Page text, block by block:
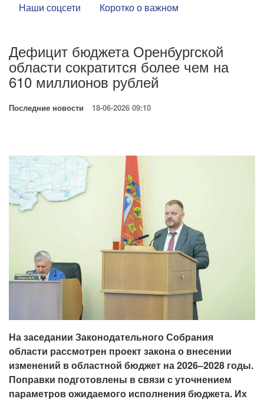
Наши соцсети
Коротко о важном
Дефицит бюджета Оренбургской
области сократится более чем на
610 миллионов рублей
Последние новости 18-06-2026 09:10
На заседании Законодательного Собрания
области рассмотрен проект закона о внесении
изменений в областной бюджет на 2026–2028 годы.
Поправки подготовлены в связи с уточнением
параметров ожидаемого исполнения бюджета. Их